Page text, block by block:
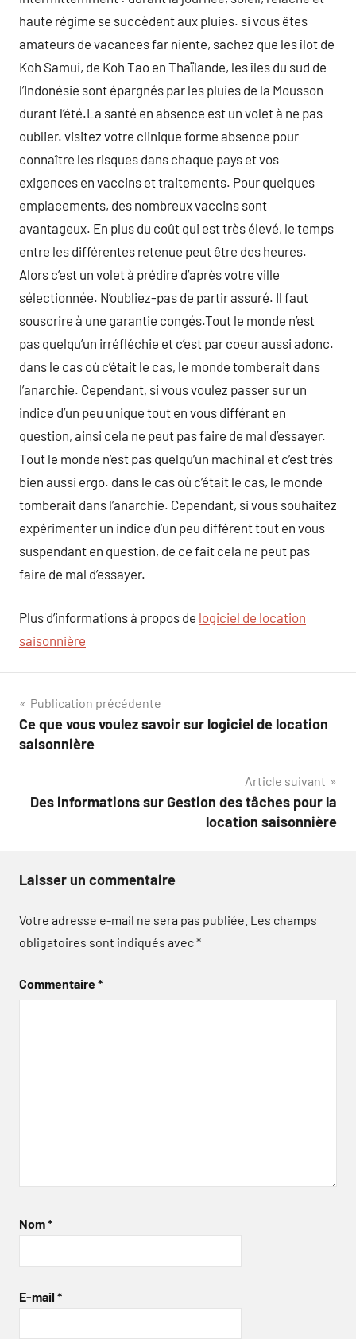
haute régime se succèdent aux pluies. si vous êtes
amateurs de vacances far niente, sachez que les îlot de
Koh Samui, de Koh Tao en Thaïlande, les îles du sud de
l’Indonésie sont épargnés par les pluies de la Mousson
durant l’été.La santé en absence est un volet à ne pas
oublier. visitez votre clinique forme absence pour
connaître les risques dans chaque pays et vos
exigences en vaccins et traitements. Pour quelques
emplacements, des nombreux vaccins sont
avantageux. En plus du coût qui est très élevé, le temps
entre les différentes retenue peut être des heures.
Alors c’est un volet à prédire d’après votre ville
sélectionnée. N’oubliez-pas de partir assuré. Il faut
souscrire à une garantie congés.Tout le monde n’est
pas quelqu’un irréfléchie et c’est par coeur aussi adonc.
dans le cas où c’était le cas, le monde tomberait dans
l’anarchie. Cependant, si vous voulez passer sur un
indice d’un peu unique tout en vous différant en
question, ainsi cela ne peut pas faire de mal d’essayer.
Tout le monde n’est pas quelqu’un machinal et c’est très
bien aussi ergo. dans le cas où c’était le cas, le monde
tomberait dans l’anarchie. Cependant, si vous souhaitez
expérimenter un indice d’un peu différent tout en vous
suspendant en question, de ce fait cela ne peut pas
faire de mal d’essayer.
Plus d’informations à propos de logiciel de location
saisonnière
Navigation
de
Publication précédente
Ce que vous voulez savoir sur logiciel de location
saisonnière
Article suivant
Des informations sur Gestion des tâches pour la
location saisonnière
Laisser un commentaire
Votre adresse e-mail ne sera pas publiée. Les champs
obligatoires sont indiqués avec*
Commentaire*
Nom*
E-mail *